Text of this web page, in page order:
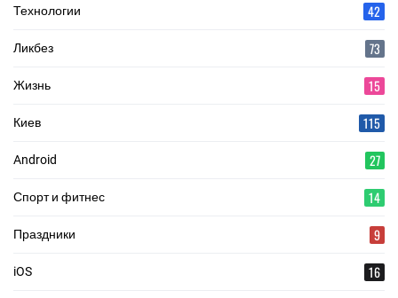
Технологии 42
Ликбез 73
Жизнь 15
Киев 115
Android 27
Спорт и фитнес 14
Праздники 9
iOS 16